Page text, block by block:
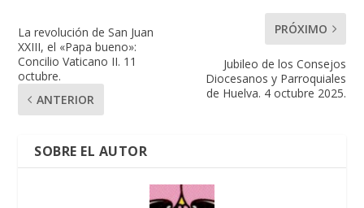
La revolución de San Juan
XXIII, el «Papa bueno»:
Concilio Vaticano II. 11
octubre.
ANTERIOR
PRÓXIMO
Jubileo de los Consejos
Diocesanos y Parroquiales
de Huelva. 4 octubre 2025.
SOBRE EL AUTOR